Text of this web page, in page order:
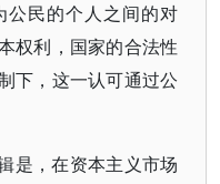
民的个人之间的对
权利，国家的合法性
下，这一认可通过公
是，在资本主义市场